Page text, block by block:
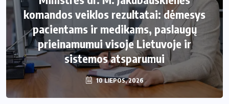
komandos veiklos rezultatai: dėmesys
pacientams ir medikams, paslaugų
prieinamumui visoje Lietuvoje ir
sistemos atsparumui
10 LIEPOS, 2026